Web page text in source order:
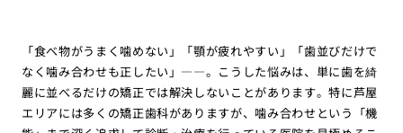
「食べ物がうまく噛めない」「顎が疲れやすい」「歯並びだけで
なく噛み合わせも正したい」――。こうした悩みは、単に歯を綺
麗に並べるだけの矯正では解決しないことがあります。特に芦屋
エリアには多くの矯正歯科がありますが、噛み合わせという「機